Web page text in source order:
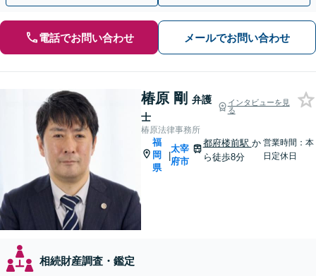
電話でお問い合わせ メールでお問い合わせ
椿原 剛 弁護
士
インタビューを見
る
椿原法律事務所
福
岡
県
|
太宰
府市
都府楼前駅 か
ら徒歩8分
営業時間：本
日定休日
相続財産調査・鑑定